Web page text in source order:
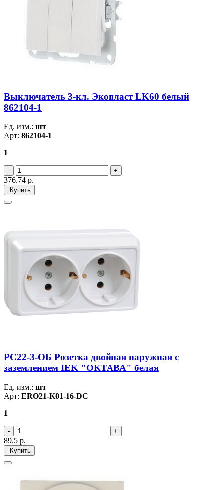
Выключатель 3-кл. Экопласт LK60 белый
862104-1
Ед. изм.: шт
Арт: 862104-1
1
376.74 р.
Купить
РС22-3-ОБ Розетка двойная наружная с
заземлением IEK "ОКТАВА" белая
Ед. изм.: шт
Арт: ERO21-K01-16-DC
1
89.5 р.
Купить